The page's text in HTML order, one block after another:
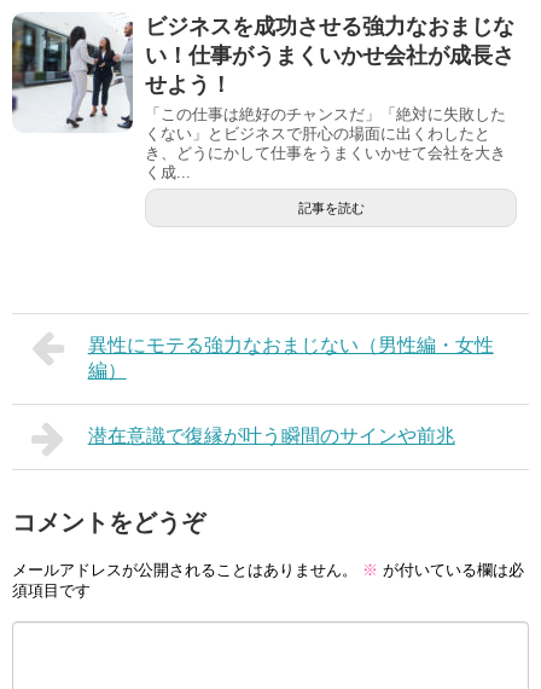
ビジネスを成功させる強力なおまじな
い！仕事がうまくいかせ会社が成長さ
せよう！
「この仕事は絶好のチャンスだ」「絶対に失敗した
くない」とビジネスで肝心の場面に出くわしたと
き、どうにかして仕事をうまくいかせて会社を大き
く成...
記事を読む
異性にモテる強力なおまじない（男性編・女性
編）
潜在意識で復縁が叶う瞬間のサインや前兆
コメントをどうぞ
メールアドレスが公開されることはありません。 ※ が付いている欄は必
須項目です